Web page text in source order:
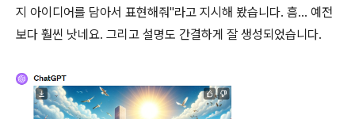
지 아이디어를 담아서 표현해줘"라고 지시해 봤습니다. 흠... 예전
보다 훨씬 낫네요. 그리고 설명도 간결하게 잘 생성되었습니다.